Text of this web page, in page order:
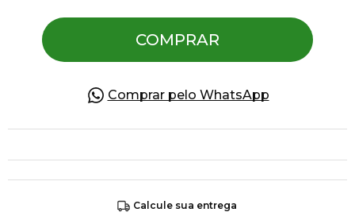
COMPRAR
Comprar pelo WhatsApp
Calcule sua entrega